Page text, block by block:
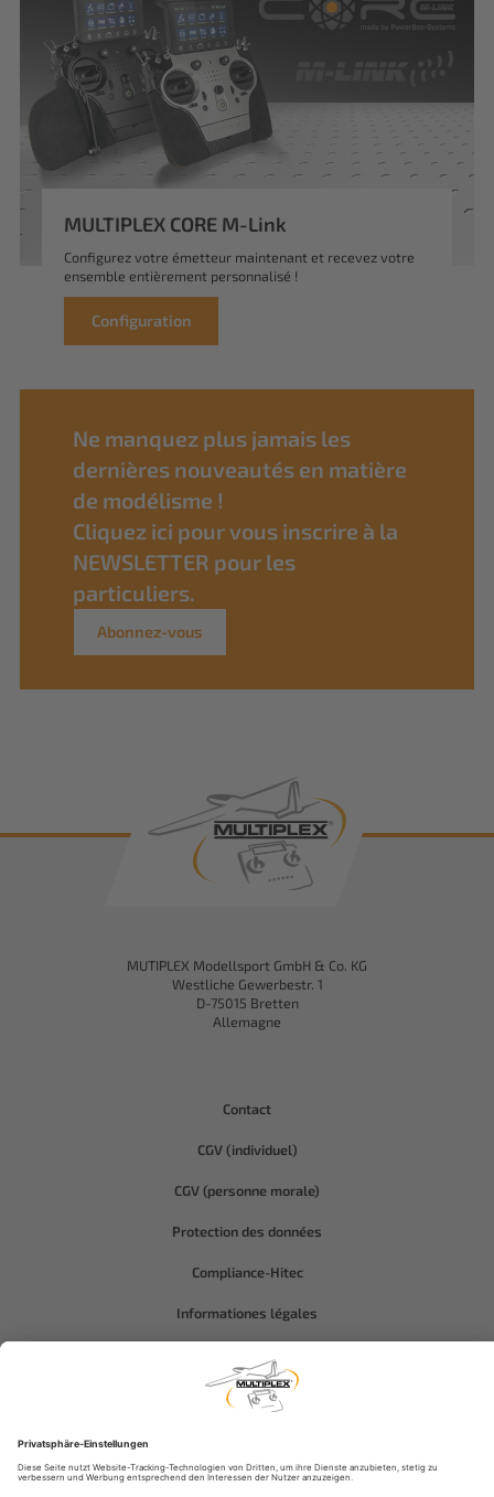
MULTIPLEX CORE M-Link
Configurez votre émetteur maintenant et recevez votre
ensemble entièrement personnalisé !
Configuration
Ne manquez plus jamais les
dernières nouveautés en matière
de modélisme !
Cliquez ici pour vous inscrire à la
NEWSLETTER pour les
particuliers.
Abonnez-vous
MUTIPLEX Modellsport GmbH & Co. KG
Westliche Gewerbestr. 1
D-75015 Bretten
Allemagne
Contact
CGV (individuel)
CGV (personne morale)
Protection des données
Compliance-Hitec
Informationes légales